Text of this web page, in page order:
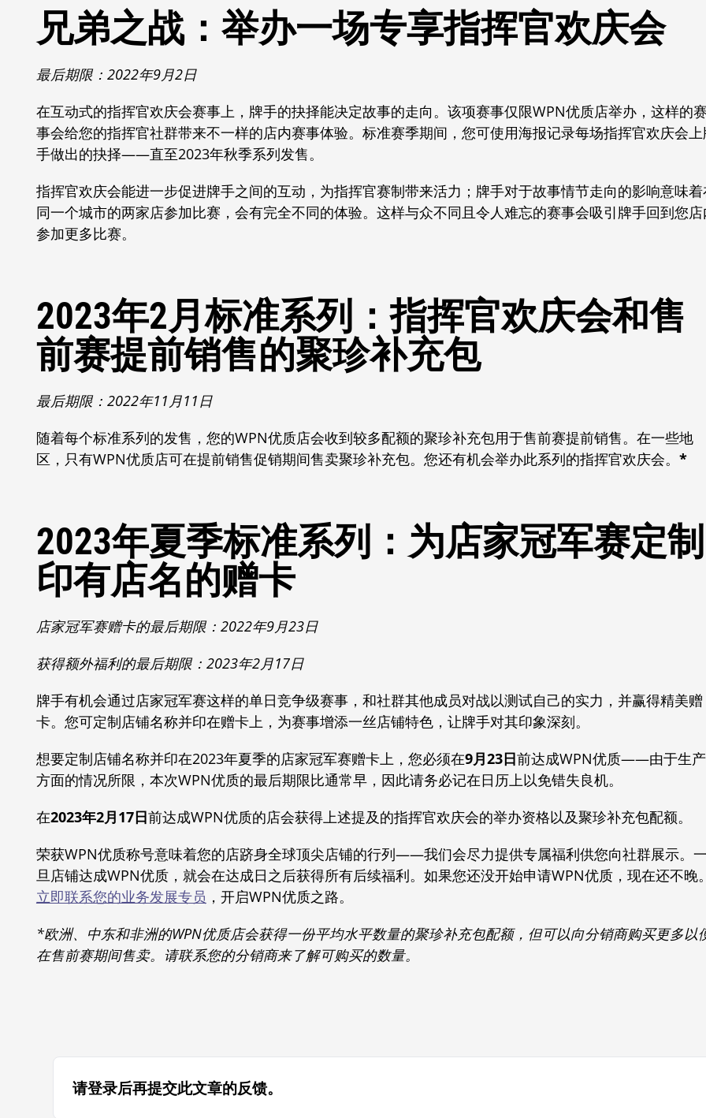
兄弟之战：举办一场专享指挥官欢庆会
最后期限：2022年9月2日
在互动式的指挥官欢庆会赛事上，牌手的抉择能决定故事的走向。该项赛事仅限WPN优质店举办，这样的赛
事会给您的指挥官社群带来不一样的店内赛事体验。标准赛季期间，您可使用海报记录每场指挥官欢庆会上
手做出的抉择——直至2023年秋季系列发售。
指挥官欢庆会能进一步促进牌手之间的互动，为指挥官赛制带来活力；牌手对于故事情节走向的影响意味着
同一个城市的两家店参加比赛，会有完全不同的体验。这样与众不同且令人难忘的赛事会吸引牌手回到您店
参加更多比赛。
2023年2月标准系列：指挥官欢庆会和售
前赛提前销售的聚珍补充包
最后期限：2022年11月11日
随着每个标准系列的发售，您的WPN优质店会收到较多配额的聚珍补充包用于售前赛提前销售。在一些地
区，只有WPN优质店可在提前销售促销期间售卖聚珍补充包。您还有机会举办此系列的指挥官欢庆会。 *
2023年夏季标准系列：为店家冠军赛定制
印有店名的赠卡
店家冠军赛赠卡的最后期限：2022年9月23日
获得额外福利的最后期限：2023年2月17日
牌手有机会通过店家冠军赛这样的单日竞争级赛事，和社群其他成员对战以测试自己的实力，并赢得精美赠
卡。您可定制店铺名称并印在赠卡上，为赛事增添一丝店铺特色，让牌手对其印象深刻。
想要定制店铺名称并印在2023年夏季的店家冠军赛赠卡上，您必须在9月23日前达成WPN优质——由于生产
方面的情况所限，本次WPN优质的最后期限比通常早，因此请务必记在日历上以免错失良机。
在2023年2月17日前达成WPN优质的店会获得上述提及的指挥官欢庆会的举办资格以及聚珍补充包配额。
荣获WPN优质称号意味着您的店跻身全球顶尖店铺的行列——我们会尽力提供专属福利供您向社群展示。一
旦店铺达成WPN优质，就会在达成日之后获得所有后续福利。如果您还没开始申请WPN优质，现在还不晚。
立即联系您的业务发展专员 ，开启WPN优质之路。
*欧洲、中东和非洲的WPN优质店会获得一份平均水平数量的聚珍补充包配额，但可以向分销商购买更多以
在售前赛期间售卖。请联系您的分销商来了解可购买的数量。
请登录后再提交此文章的反馈。